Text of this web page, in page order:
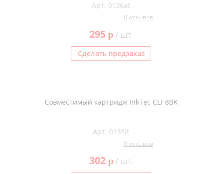
Арт. 0136at
0 отзывов
295 p/ шт.
Сделать предзаказ
Совместимый картридж InkTec CLI-8BK
Арт. 0135it
0 отзывов
302 p/ шт.